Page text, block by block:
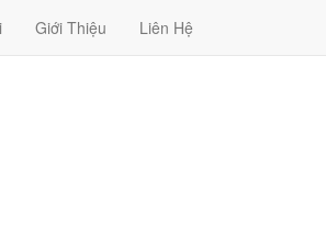
Giới Thiệu Liên Hệ